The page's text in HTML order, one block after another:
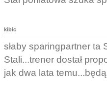
kibic
słaby sparingpartner
Stali...trener dostał
jak dwa lata